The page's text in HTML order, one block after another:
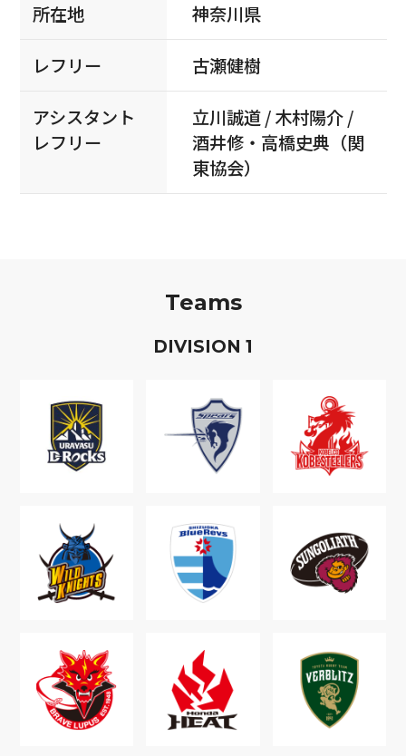
所在地 神奈川県
レフリー 古瀬健樹
アシスタント
レフリー
立川誠道 / 木村陽介 /
酒井修・高橋史典（関
東協会）
Teams
DIVISION 1